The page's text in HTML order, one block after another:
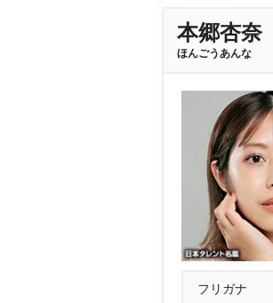
本郷杏奈
ほんごうあんな
フリガナ